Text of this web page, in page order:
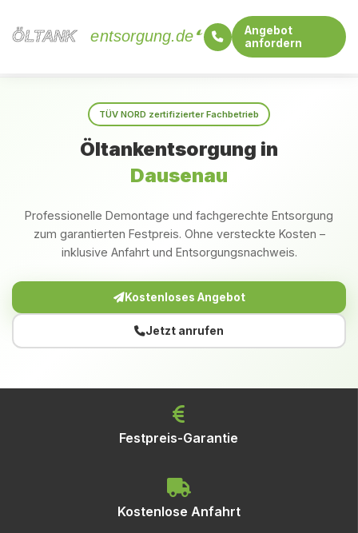
ÖLTANK
ÖLTANK entsorgung.de
Angebot
anfordern
TÜV NORD zertifizierter Fachbetrieb
Öltankentsorgung in
Dausenau
Professionelle Demontage und fachgerechte Entsorgung
zum garantierten Festpreis. Ohne versteckte Kosten –
inklusive Anfahrt und Entsorgungsnachweis.
Kostenloses Angebot
Jetzt anrufen
Festpreis-Garantie
Kostenlose Anfahrt